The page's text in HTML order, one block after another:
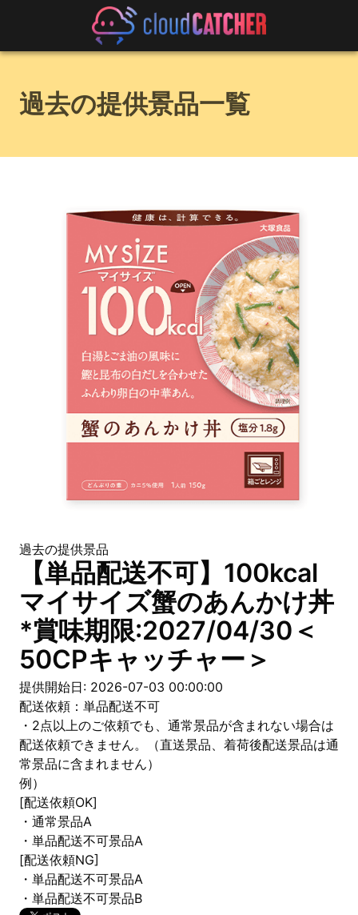
過去の提供景品一覧
過去の提供景品
【単品配送不可】100kcal
マイサイズ蟹のあんかけ丼
*賞味期限:2027/04/30＜
50CPキャッチャー＞
提供開始日: 2026-07-03 00:00:00
配送依頼：単品配送不可
・2点以上のご依頼でも、通常景品が含まれない場合は
配送依頼できません。（直送景品、着荷後配送景品は通
常景品に含まれません）
例）
[配送依頼OK]
・通常景品A
・単品配送不可景品A
[配送依頼NG]
・単品配送不可景品A
・単品配送不可景品B